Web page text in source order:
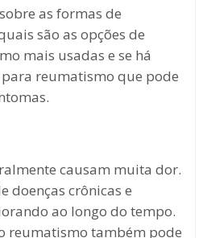
as formas de
são as opções de
mais usadas e se há
reumatismo que pode
causam muita dor.
doenças crônicas e
ao longo do tempo.
reumatismo também pode